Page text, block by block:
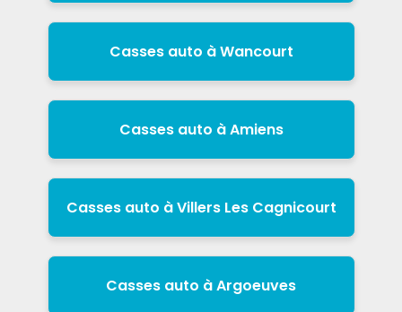
Casses auto à Wancourt
Casses auto à Amiens
Casses auto à Villers Les Cagnicourt
Casses auto à Argoeuves